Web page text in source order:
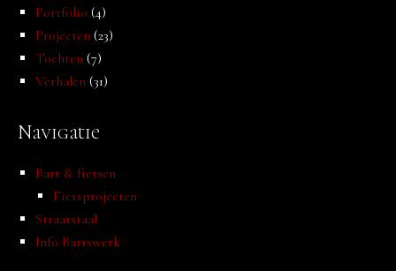
Portfolio (4)
Projecten (23)
Tochten (7)
Verhalen (31)
Navigatie
Bart & fietsen
Fietsprojecten
Straatstaal
Info Bartswerk